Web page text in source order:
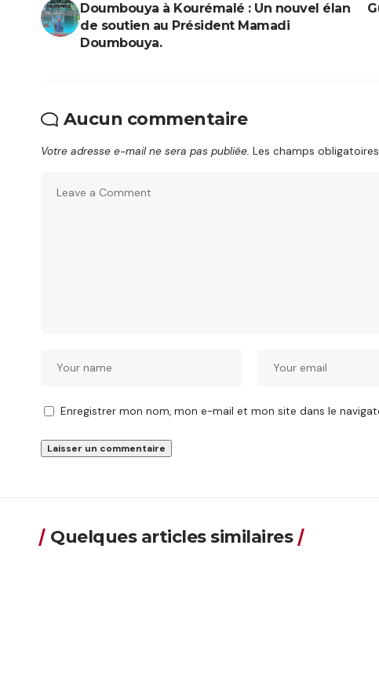
Doumbouya à Kourémalé : Un nouvel élan
de soutien au Président Mamadi
Doumbouya.
Aucun commentaire
Votre adresse e-mail ne sera pas publiée. Les champs
Enregistrer mon nom, mon e-mail et mon site dans le
Quelques articles similaires